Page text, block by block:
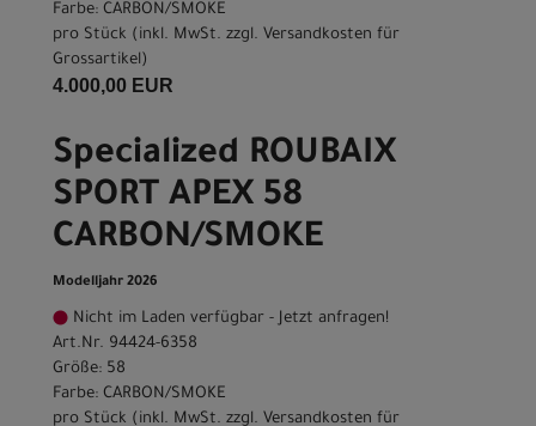
Farbe: CARBON/SMOKE
pro Stück (inkl. MwSt. zzgl. Versandkosten für
Grossartikel)
4.000,00 EUR
Specialized ROUBAIX
SPORT APEX 58
CARBON/SMOKE
Modelljahr 2026
Nicht im Laden verfügbar - Jetzt anfragen!
Art.Nr. 94424-6358
Größe: 58
Farbe: CARBON/SMOKE
pro Stück (inkl. MwSt. zzgl. Versandkosten für